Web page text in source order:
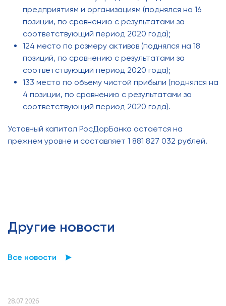
предприятиям и организациям (поднялся на 16
позиции, по сравнению с результатами за
соответствующий период 2020 года);
124 место по размеру активов (поднялся на 18
позиций, по сравнению с результатами за
соответствующий период 2020 года);
133 место по объему чистой прибыли (поднялся на
4 позиции, по сравнению с результатами за
соответствующий период 2020 года).
Уставный капитал РосДорБанка остается на
прежнем уровне и составляет 1 881 827 032 рублей.
Другие новости
Все новости
28.07.2026